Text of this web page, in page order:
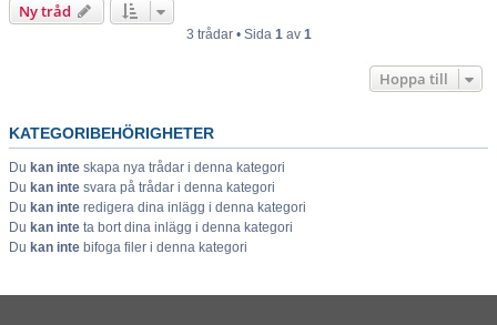
Ny tråd
3 trådar • Sida 1av 1
Hoppa till
KATEGORIBEHÖRIGHETER
Du kan inte skapa nya trådar i denna kategori
Du kan inte svara på trådar i denna kategori
Du kan inte redigera dina inlägg i denna kategori
Du kan inte ta bort dina inlägg i denna kategori
Du kan inte bifoga filer i denna kategori